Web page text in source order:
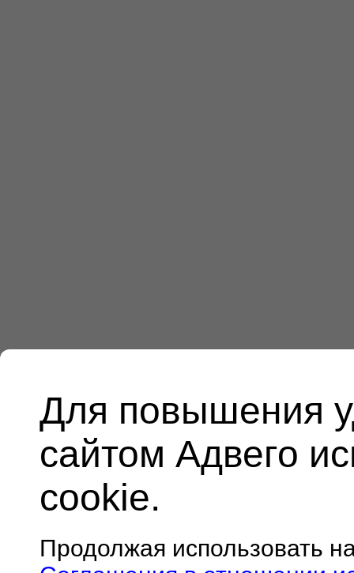
Для повышения
сайтом Адвего
cookie.
Продолжая использовать